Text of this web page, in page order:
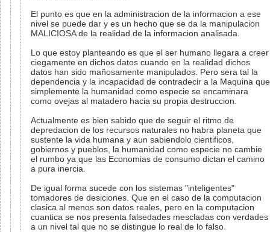
El punto es que en la administracion de la informacion a ese
nivel se puede dar y es un hecho que se da la manipulacion
MALICIOSA de la realidad de la informacion analisada.
Lo que estoy planteando es que el ser humano llegara a creer
ciegamente en dichos datos cuando en la realidad dichos
datos han sido mañosamente manipulados. Pero sera tal la
dependencia y la incapacidad de contradecir a la Maquina que
simplemente la humanidad como especie se encaminara
como ovejas al matadero hacia su propia destruccion.
Actualmente es bien sabido que de seguir el ritmo de
depredacion de los recursos naturales no habra planeta que
sustente la vida humana y aun sabiendolo cientificos,
gobiernos y pueblos, la humanidad como especie no cambie
el rumbo ya que las Economias de consumo dictan el camino
a pura inercia.
De igual forma sucede con los sistemas "inteligentes"
tomadores de desiciones. Que en el caso de la computacion
clasica al menos son datos reales, pero en la computacion
cuantica se nos presenta falsedades mescladas con verdades
a un nivel tal que no se distingue lo real de lo falso.